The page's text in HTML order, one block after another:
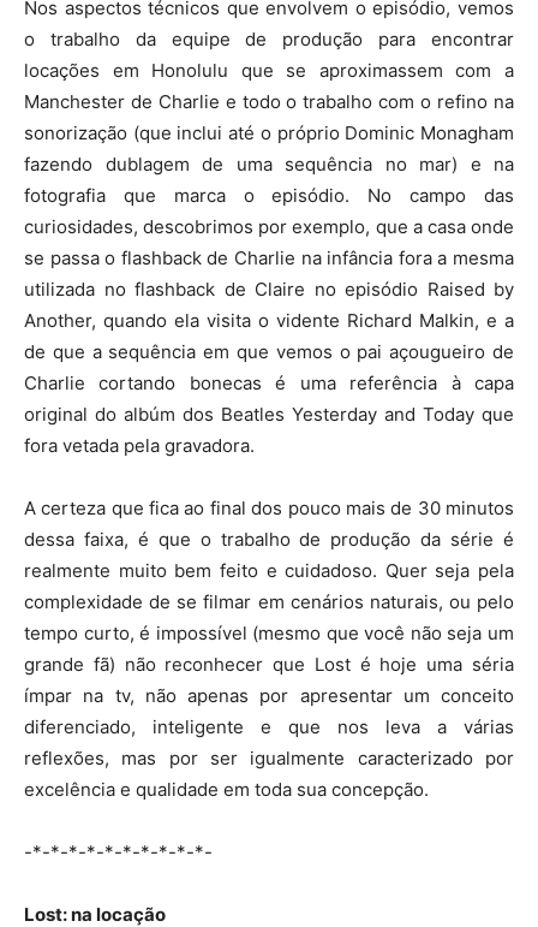
Nos aspectos técnicos que envolvem o episódio, vemos
o trabalho da equipe de produção para encontrar
locações em Honolulu que se aproximassem com a
Manchester de Charlie e todo o trabalho com o refino na
sonorização (que inclui até o próprio Dominic Monagham
fazendo dublagem de uma sequência no mar) e na
fotografia que marca o episódio. No campo das
curiosidades, descobrimos por exemplo, que a casa onde
se passa o flashback de Charlie na infância fora a mesma
utilizada no flashback de Claire no episódio Raised by
Another, quando ela visita o vidente Richard Malkin, e a
de que a sequência em que vemos o pai açougueiro de
Charlie cortando bonecas é uma referência à capa
original do albúm dos Beatles Yesterday and Today que
fora vetada pela gravadora.
A certeza que fica ao final dos pouco mais de 30 minutos
dessa faixa, é que o trabalho de produção da série é
realmente muito bem feito e cuidadoso. Quer seja pela
complexidade de se filmar em cenários naturais, ou pelo
tempo curto, é impossível (mesmo que você não seja um
grande fã) não reconhecer que Lost é hoje uma séria
ímpar na tv, não apenas por apresentar um conceito
diferenciado, inteligente e que nos leva a várias
reflexões, mas por ser igualmente caracterizado por
excelência e qualidade em toda sua concepção.
-*-*-*-*-*-*-*-*-*-*-
Lost: na locação